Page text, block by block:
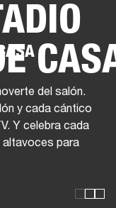
EMPRESARIALES
BACKSTAGE
del salón.
y cada cántico
Y celebra cada
para